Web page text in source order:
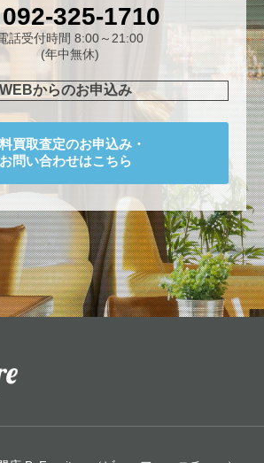
092-325-1710
話受付時間 8:00～21:00
(年中無休)
WEBからのお申込み
買取査定のお申込み・
お問い合わせはこちら